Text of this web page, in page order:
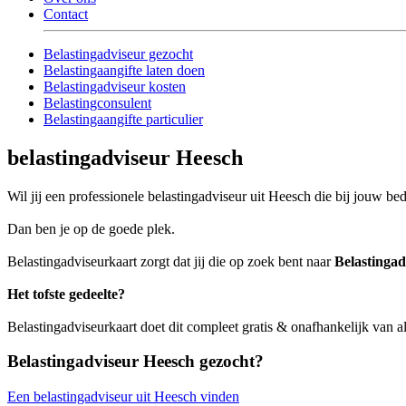
Contact
Belastingadviseur gezocht
Belastingaangifte laten doen
Belastingadviseur kosten
Belastingconsulent
Belastingaangifte particulier
belastingadviseur Heesch
Wil jij een professionele belastingadviseur uit Heesch die bij jouw
Dan ben je op de goede plek.
Belastingadviseurkaart zorgt dat jij die op zoek bent naar
Het tofste gedeelte?
Belastingadviseurkaart doet dit compleet gratis & onafhankelijk van
Belastingadviseur Heesch gezocht?
Een belastingadviseur uit Heesch vinden